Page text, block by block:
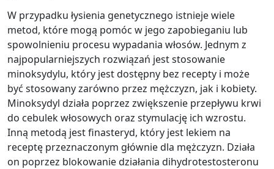
W przypadku łysienia genetycznego istnieje wiele
metod, które mogą pomóc w jego zapobieganiu lub
spowolnieniu procesu wypadania włosów. Jednym z
najpopularniejszych rozwiązań jest stosowanie
minoksydylu, który jest dostępny bez recepty i może
być stosowany zarówno przez mężczyzn, jak i kobiety.
Minoksydyl działa poprzez zwiększenie przepływu krwi
do cebulek włosowych oraz stymulację ich wzrostu.
Inną metodą jest finasteryd, który jest lekiem na
receptę przeznaczonym głównie dla mężczyzn. Działa
on poprzez blokowanie działania dihydrotestosteronu